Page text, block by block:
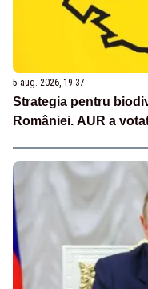
5 aug. 2026, 19:37
Strategia pentru
României. AUR a